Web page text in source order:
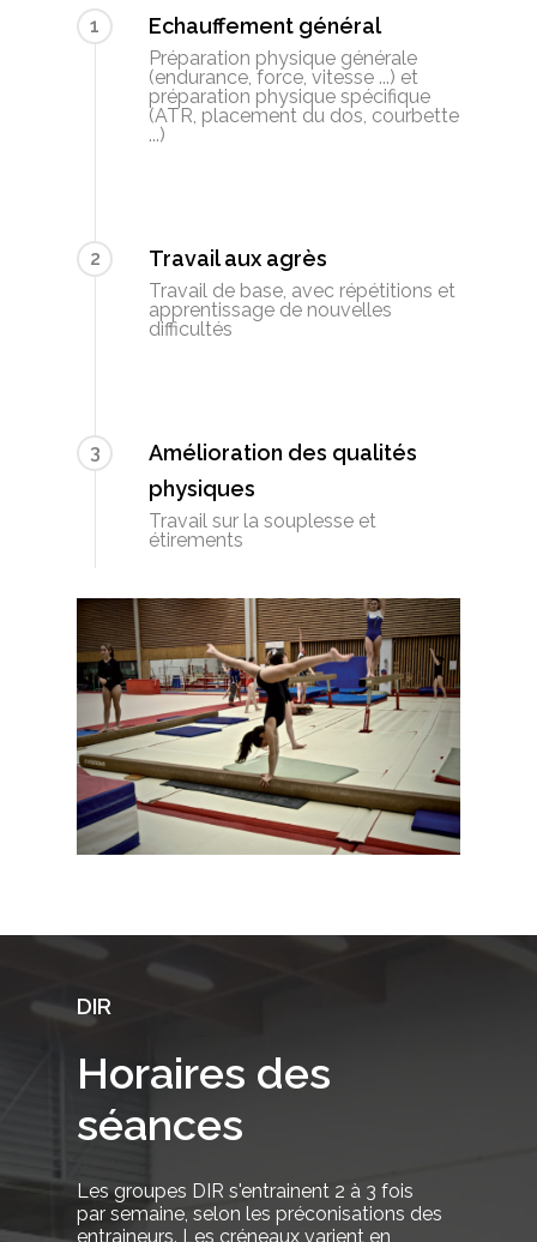
1 Echauffement général
Préparation physique générale
(endurance, force, vitesse ...) et
préparation physique spécifique
(ATR, placement du dos, courbette
...)
2 Travail aux agrès
Travail de base, avec répétitions et
apprentissage de nouvelles
difficultés
3
Amélioration des qualités
physiques
Travail sur la souplesse et
étirements
DIR
Horaires des
séances
Les groupes DIR s'entrainent 2 à 3 fois
par semaine, selon les préconisations des
entraineurs. Les créneaux varient en